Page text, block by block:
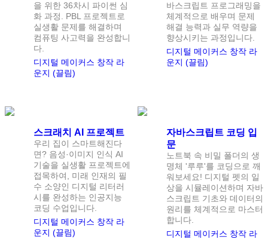
을 위한 36차시 파이썬 심
화 과정. PBL 프로젝트로
실생활 문제를 해결하며
컴퓨팅 사고력을 완성합니
다.
디지털 메이커스 창작 라
운지 (끌림)
바스크립트 프로그래밍을
체계적으로 배우며 문제
해결 능력과 실무 역량을
향상시키는 과정입니다.
디지털 메이커스 창작 라
운지 (끌림)
스크래치 AI 프로젝트
우리 집이 스마트해진다
면? 음성·이미지 인식 AI
기술을 실생활 프로젝트에
접목하여, 미래 인재의 필
수 소양인 디지털 리터러
시를 완성하는 인공지능
코딩 수업입니다.
디지털 메이커스 창작 라
운지 (끌림)
자바스크립트 코딩 입
문
노트북 속 비밀 폴더의 생
명체 '루루'를 코딩으로 깨
워보세요! 디지털 펫의 일
상을 시뮬레이션하며 자바
스크립트 기초와 데이터의
원리를 체계적으로 마스터
합니다.
디지털 메이커스 창작 라